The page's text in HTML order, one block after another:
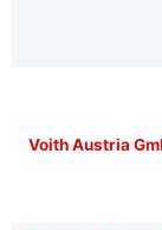
Voith Austria